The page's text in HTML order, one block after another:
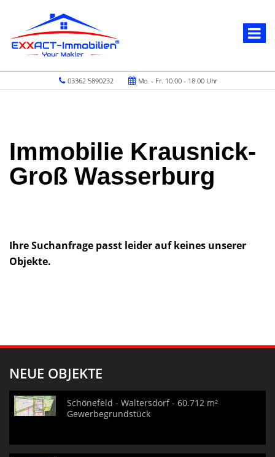
03362 5890232 Mo. - Fr. 10.00 - 18.00 Uhr
Immobilie Krausnick-
Groß Wasserburg
Ihre Suchanfrage passt leider auf keines unserer
Objekte.
NEUE OBJEKTE
Schönefeld - Waltersdorf - 60.712 m²
Gewerbegrundstück